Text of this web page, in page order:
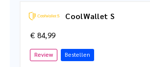
CoolWallet S
€ 84,99
Review Bestellen